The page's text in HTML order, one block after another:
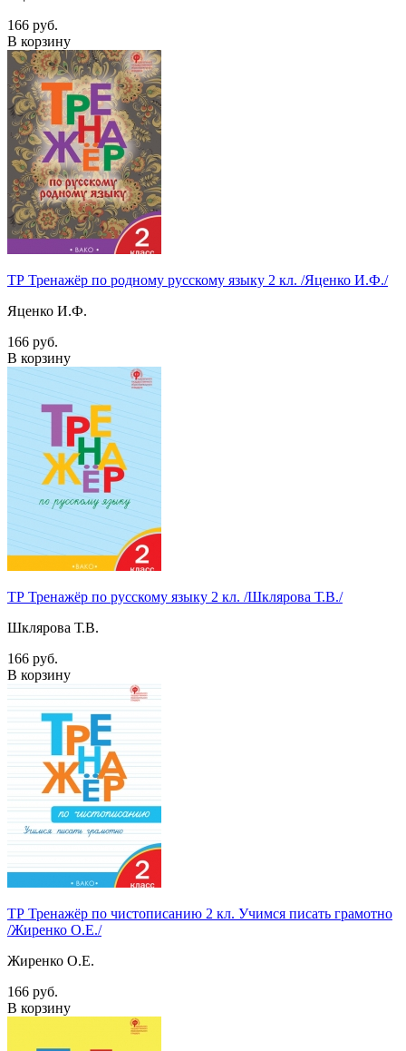
166 руб.
В корзину
ТР Тренажёр по родному русскому языку 2 кл. /Яценко И.Ф./
Яценко И.Ф.
166 руб.
В корзину
ТР Тренажёр по русскому языку 2 кл. /Шклярова Т.В./
Шклярова Т.В.
166 руб.
В корзину
ТР Тренажёр по чистописанию 2 кл. Учимся писать грамотно
/Жиренко О.Е./
Жиренко О.Е.
166 руб.
В корзину